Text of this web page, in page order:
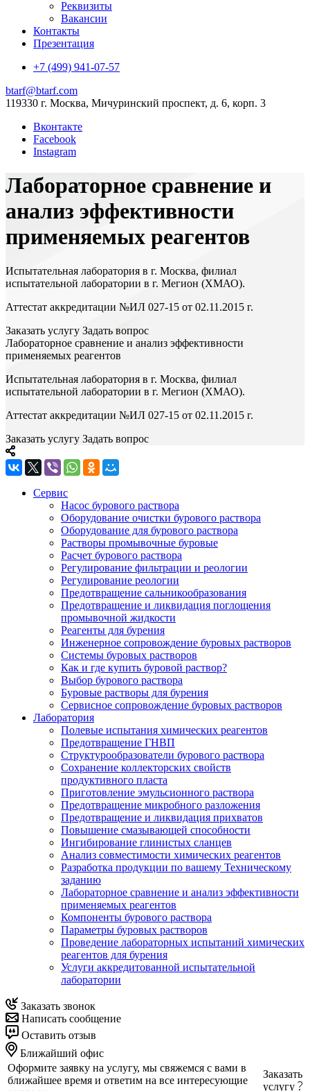
Реквизиты
Вакансии
Контакты
Презентация
+7 (499) 941-07-57
btarf@btarf.com
119330 г. Москва, Мичуринский проспект, д. 6, корп. 3
Вконтакте
Facebook
Instagram
Лабораторное сравнение и
анализ эффективности
применяемых реагентов
Испытательная лаборатория в г. Москва, филиал
испытательной лаборатории в г. Мегион (ХМАО).
Аттестат аккредитации №ИЛ 027-15 от 02.11.2015 г.
Заказать услугу Задать вопрос
Лабораторное сравнение и анализ эффективности
применяемых реагентов
Испытательная лаборатория в г. Москва, филиал
испытательной лаборатории в г. Мегион (ХМАО).
Аттестат аккредитации №ИЛ 027-15 от 02.11.2015 г.
Заказать услугу Задать вопрос
Сервис
Насос бурового раствора
Оборудование очистки бурового раствора
Оборудование для бурового раствора
Растворы промывочные буровые
Расчет бурового раствора
Регулирование фильтрации и реологии
Регулирование реологии
Предотвращение сальникообразования
Предотвращение и ликвидация поглощения
промывочной жидкости
Реагенты для бурения
Инженерное сопровождение буровых растворов
Системы буровых растворов
Как и где купить буровой раствор?
Выбор бурового раствора
Буровые растворы для бурения
Сервисное сопровождение буровых растворов
Лаборатория
Полевые испытания химических реагентов
Предотвращение ГНВП
Структурообразователи бурового раствора
Сохранение коллекторских свойств
продуктивного пласта
Приготовление эмульсионного раствора
Предотвращение микробного разложения
Предотвращение и ликвидация прихватов
Повышение смазывающей способности
Ингибирование глинистых сланцев
Анализ совместимости химических реагентов
Разработка продукции по вашему Техническому
заданию
Лабораторное сравнение и анализ эффективности
применяемых реагентов
Компоненты бурового раствора
Параметры буровых растворов
Проведение лабораторных испытаний химических
реагентов для бурения
Услуги аккредитованной испытательной
лаборатории
Заказать звонок
Написать сообщение
Оставить отзыв
Ближайший офис
Оформите заявку на услугу, мы свяжемся с вами в
ближайшее время и ответим на все интересующие
Заказать
услугу